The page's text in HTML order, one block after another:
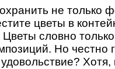
не только
цветы в
Цветы словно
Но честно
Хотя,